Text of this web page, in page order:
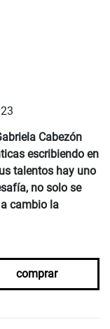
Cabezón
escribiendo en
talentos hay uno
no solo se
cambio la
comprar